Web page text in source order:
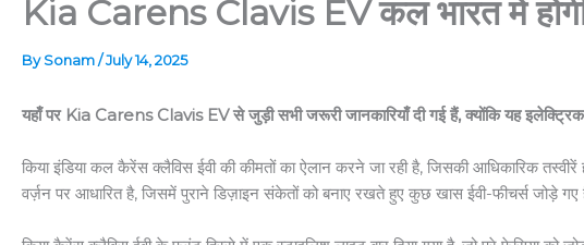
Kia Carens Clavis EV कल भारत में होगी
BySonam/July 14, 2025
यहाँ पर Kia Carens Clavis EV से जुड़ी सभी जरूरी जानकारियाँ दी गई हैं, क्योंकि यह
किया इंडिया कल कैरेंस क्लैविस ईवी की कीमतों का ऐलान करने जा रही है, जिसकी आधिकारिक
वर्ज़न पर आधारित है, जिसमें पुराने डिज़ाइन संकेतों को बनाए रखते हुए कुछ खास ईवी-फीचर्स जोड़े गए